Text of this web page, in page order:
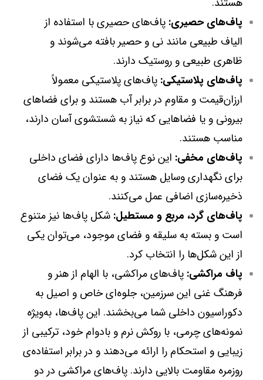
پاف‌های حصیری: پاف‌های حصیری با استفاده از
الیاف طبیعی مانند نی و حصیر بافته می‌شوند و
ظاهری طبیعی و روستیک دارند.
پاف‌های پلاستیکی: پاف‌های پلاستیکی معمولاً
ارزان‌قیمت و مقاوم در برابر آب هستند و برای فضاهای
بیرونی و یا فضاهایی که نیاز به شستشوی آسان دارند،
مناسب هستند.
پاف‌های مخفی: این نوع پاف‌ها دارای فضای داخلی
برای نگهداری وسایل هستند و به عنوان یک فضای
ذخیره‌سازی اضافی عمل می‌کنند.
پاف‌های گرد، مربع و مستطیل: شکل پاف‌ها نیز متنوع
است و بسته به سلیقه و فضای موجود، می‌توان یکی
از این شکل‌ها را انتخاب کرد.
پاف مراکشی: پاف‌های مراکشی، با الهام از هنر و
فرهنگ غنی این سرزمین، جلوه‌ای خاص و اصیل به
دکوراسیون داخلی شما می‌بخشند. این پاف‌ها، به‌ویژه
نمونه‌های چرمی، با روکش نرم و بادوام خود، ترکیبی از
زیبایی و استحکام را ارائه می‌دهند و در برابر استفاده‌ی
روزمره مقاومت بالایی دارند. پاف‌های مراکشی در دو